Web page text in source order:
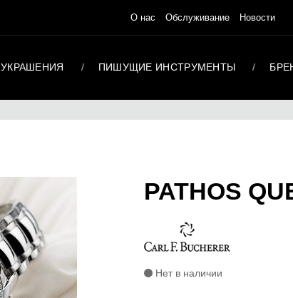
О нас Обслуживание Новости
УКРАШЕНИЯ ПИШУЩИЕ ИНСТРУМЕНТЫ
PATHOS
Нет в наличии